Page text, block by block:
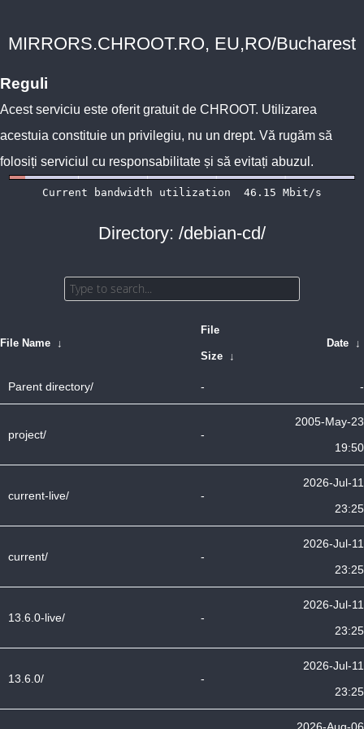
MIRRORS.CHROOT.RO, EU,RO/Bucharest
Reguli
Acest serviciu este oferit gratuit de CHROOT. Utilizarea
acestuia constituie un privilegiu, nu un drept. Vă rugăm să
folosiți serviciul cu responsabilitate și să evitați abuzul.
Directory: /debian-cd/
File Name ↓
File
Size ↓
Date ↓
Parent directory/ - -
project/ -
2005-May-23
19:50
current-live/ -
2026-Jul-11
23:25
current/ -
2026-Jul-11
23:25
13.6.0-live/ -
2026-Jul-11
23:25
13.6.0/ -
2026-Jul-11
23:25